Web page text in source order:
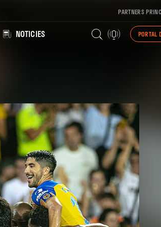
PARTNERS
NOTICIES PORTAL